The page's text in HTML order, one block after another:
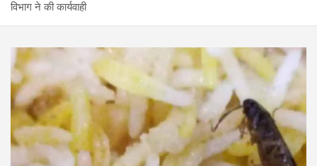
विभाग ने की कार्यवाही